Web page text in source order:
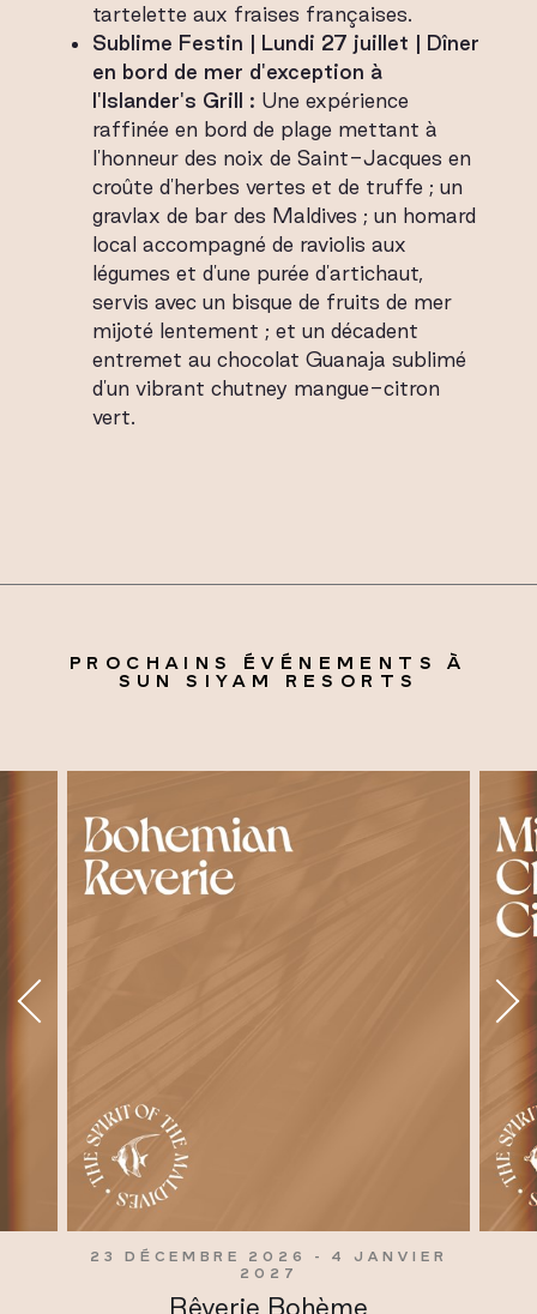
tartelette aux fraises françaises.
Sublime Festin | Lundi 27 juillet | Dîner
en bord de mer d'exception à
l'Islander's Grill : Une expérience
raffinée en bord de plage mettant à
l'honneur des noix de Saint-Jacques en
croûte d'herbes vertes et de truffe ; un
gravlax de bar des Maldives ; un homard
local accompagné de raviolis aux
légumes et d'une purée d'artichaut,
servis avec un bisque de fruits de mer
mijoté lentement ; et un décadent
entremet au chocolat Guanaja sublimé
d'un vibrant chutney mangue-citron
vert.
PROCHAINS ÉVÉNEMENTS À
SUN SIYAM RESORTS
23 DÉCEMBRE 2026 - 4 JANVIER
2027
Rêverie Bohème